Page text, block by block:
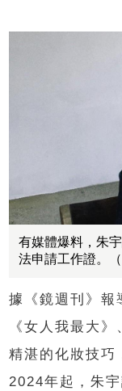
有媒體爆料，朱
法申請工作證。
據《鏡週刊》報
《女人我最大
精湛的化妝技巧
2024年起，朱